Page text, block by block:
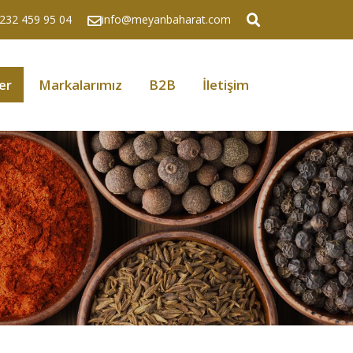
459 95 04 info@meyanbaharat.com
Markalarımız B2B İletişim